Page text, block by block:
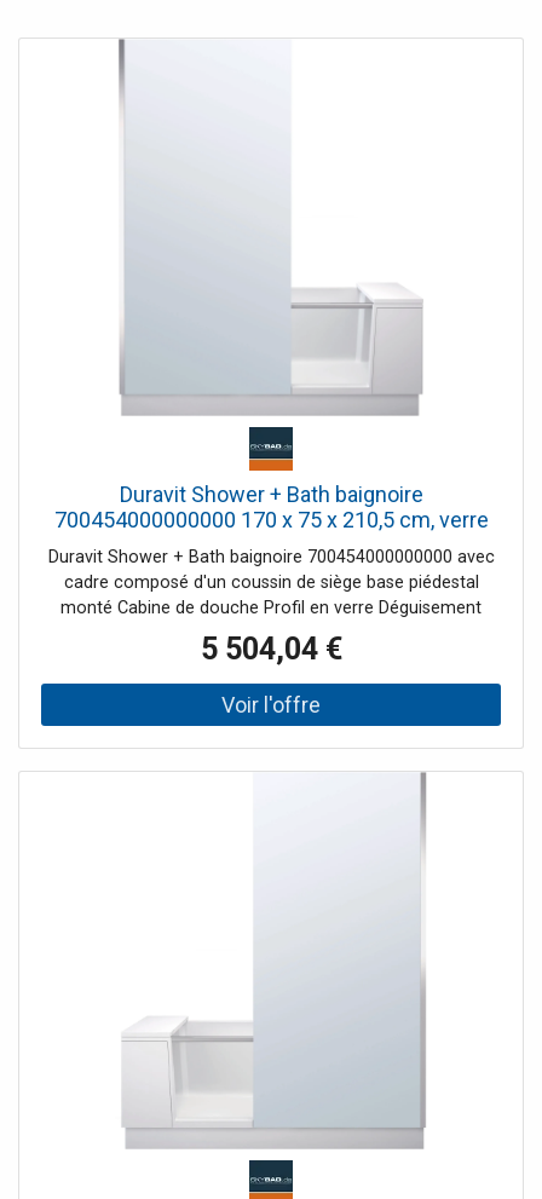
Duravit Shower + Bath baignoire
700454000000000 170 x 75 x 210,5 cm, verre
clair, niche, verre à gauche, porte équipée, blanc
Duravit Shower + Bath baignoire 700454000000000 avec
cadre composé d'un coussin de siège base piédestal
monté Cabine de douche Profil en verre Déguisement
5 504,04 €